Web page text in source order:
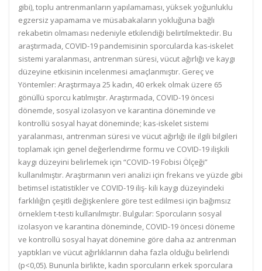
gibi), toplu antrenmanların yapılamaması, yüksek yoğunluklu
egzersiz yapamama ve müsabakaların yokluğuna bağlı
rekabetin olmaması nedeniyle etkilendiği belirtilmektedir. Bu
araştırmada, COVID-19 pandemisinin sporcularda kas-iskelet
sistemi yaralanması, antrenman süresi, vücut ağırlığı ve kaygı
düzeyine etkisinin incelenmesi amaçlanmıştır. Gereç ve
Yöntemler: Araştırmaya 25 kadın, 40 erkek olmak üzere 65
gönüllü sporcu katılmıştır. Araştırmada, COVID-19 öncesi
dönemde, sosyal izolasyon ve karantina döneminde ve
kontrollü sosyal hayat döneminde; kas-iskelet sistemi
yaralanması, antrenman süresi ve vücut ağırlığı ile ilgili bilgileri
toplamak için genel değerlendirme formu ve COVID-19 ilişkili
kaygı düzeyini belirlemek için “COVID-19 Fobisi Ölçeği”
kullanılmıştır. Araştırmanın veri analizi için frekans ve yüzde gibi
betimsel istatistikler ve COVID-19 iliş- kili kaygı düzeyindeki
farklılığın çeşitli değişkenlere göre test edilmesi için bağımsız
örneklem t-testi kullanılmıştır. Bulgular: Sporcuların sosyal
izolasyon ve karantina döneminde, COVID-19 öncesi döneme
ve kontrollü sosyal hayat dönemine göre daha az antrenman
yaptıkları ve vücut ağırlıklarının daha fazla olduğu belirlendi
(p<0,05). Bununla birlikte, kadın sporcuların erkek sporculara